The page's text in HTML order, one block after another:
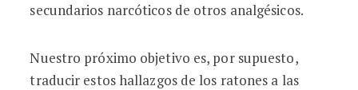
secundarios narcóticos de otros analgésicos.
Nuestro próximo objetivo es, por supuesto,
traducir estos hallazgos de los ratones a las